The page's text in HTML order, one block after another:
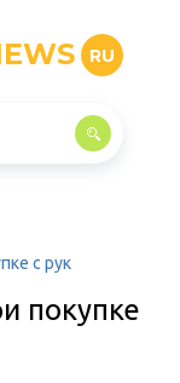
RU
с рук
покупке